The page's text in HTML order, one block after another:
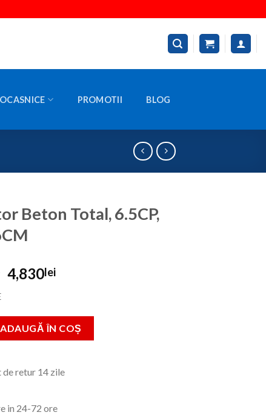
PROMOTII BLOG
Beton Total, 6.5CP,
Prețul
inițial
fost:
6,580lei.
4,830leiPrețul
4,830lei.
Beton Total, 6.5CP, 35X16CM
ADAUGĂ ÎN COȘ
de retur 14 zile
in 24-72 ore